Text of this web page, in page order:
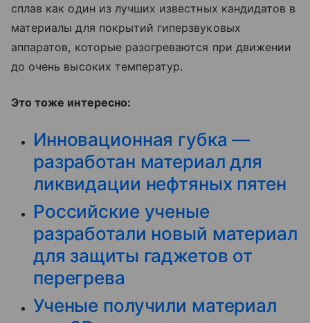
сплав как один из лучших известных кандидатов в
материалы для покрытий гиперзвуковых
аппаратов, которые разогреваются при движении
до очень высоких температур.
Это тоже интересно:
Инновационная губка —
разработан материал для
ликвидации нефтяных пятен
Российские ученые
разработали новый материал
для защиты гаджетов от
перегрева
Ученые получили материал